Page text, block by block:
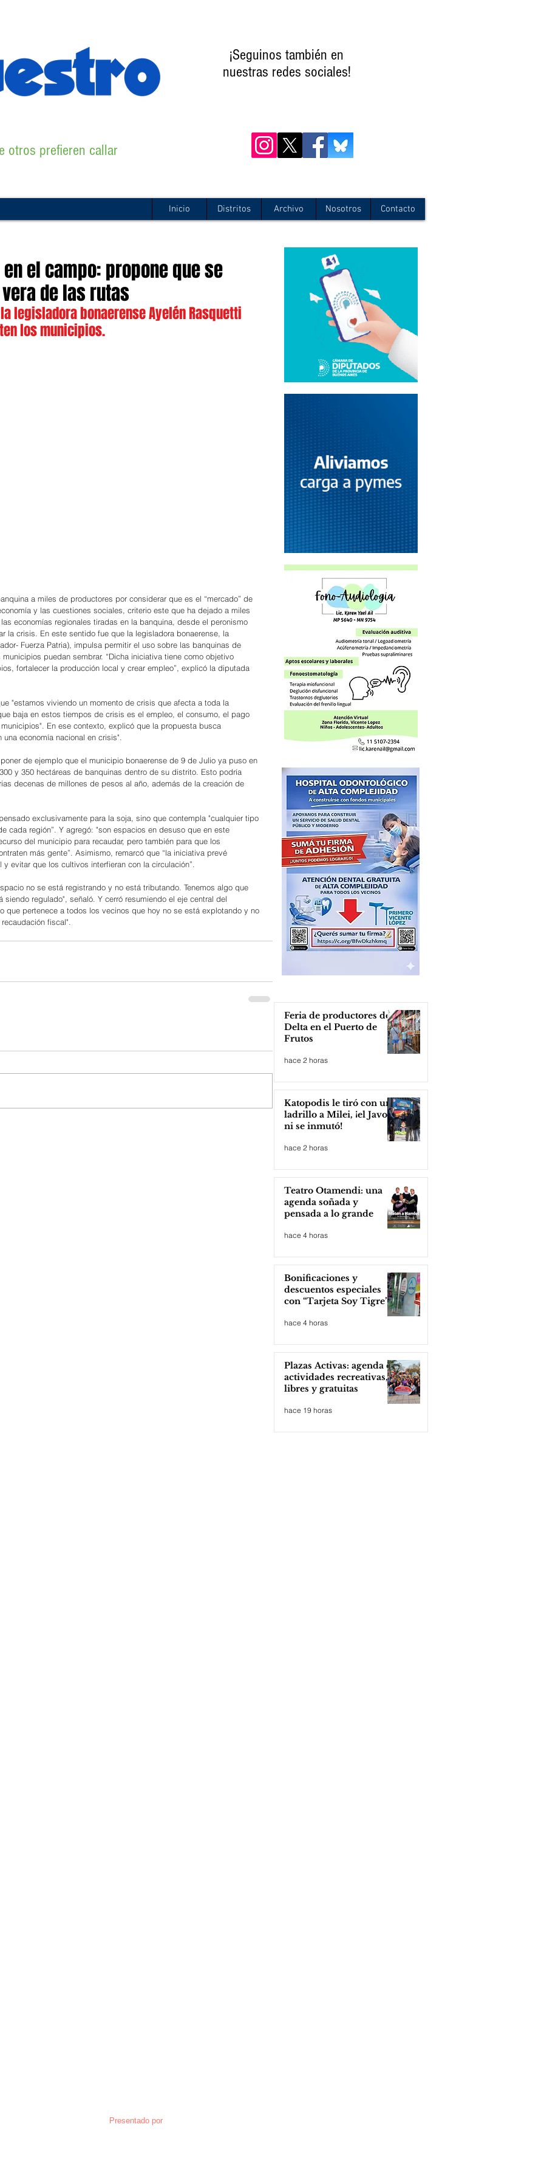
¡Seguinos también en
nuestras redes sociales!
otros prefieren callar
Inicio Distritos Archivo Nosotros Contacto
el campo: propone que se
de las rutas
legisladora bonaerense Ayelén Rasquetti
los municipios.
a miles de productores por considerar que es el “mercado” de
y las cuestiones sociales, criterio este que ha dejado a miles
economías regionales tiradas en la banquina, desde el peronismo
la crisis. En este sentido fue que la legisladora bonaerense, la
Fuerza Patria), impulsa permitir el uso sobre las banquinas de
puedan sembrar. “Dicha iniciativa tiene como objetivo
fortalecer la producción local y crear empleo”, explicó la diputada
"estamos viviendo un momento de crisis que afecta a toda la
baja en estos tiempos de crisis es el empleo, el consumo, el pago
En ese contexto, explicó que la propuesta busca
economía nacional en crisis".
de ejemplo que el municipio bonaerense de 9 de Julio ya puso en
y 350 hectáreas de banquinas dentro de su distrito. Esto podría
decenas de millones de pesos al año, además de la creación de
exclusivamente para la soja, sino que contempla "cualquier tipo
cada región”. Y agregó: "son espacios en desuso que en este
del municipio para recaudar, pero también para que los
más gente”. Asimismo, remarcó que “la iniciativa prevé
evitar que los cultivos interfieran con la circulación”.
no se está registrando y no está tributando. Tenemos algo que
regulado", señaló. Y cerró resumiendo el eje central del
que pertenece a todos los vecinos que hoy no se está explotando y no
fiscal".
Feria de productores del
Delta en el Puerto de
Frutos
hace 2 horas
Katopodis le tiró con un
ladrillo a Milei, ¡el Javo
ni se inmutó!
hace 2 horas
Teatro Otamendi: una
agenda soñada y
pensada a lo grande
hace 4 horas
Bonificaciones y
descuentos especiales
con “Tarjeta Soy Tigre”
hace 4 horas
Plazas Activas: agenda de
actividades recreativas,
libres y gratuitas
hace 19 horas
Presentado por